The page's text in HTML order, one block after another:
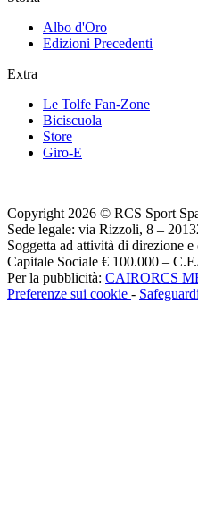
Albo d'Oro
Edizioni Precedenti
Extra
Le Tolfe Fan-Zone
Biciscuola
Store
Giro-E
Copyright 2026 © RCS Sport
Sede legale: via Rizzoli, 8 –
Soggetta ad attività di direzione
Capitale Sociale € 100.000 –
Per la pubblicità: CAIRORCS
Preferenze sui cookie -